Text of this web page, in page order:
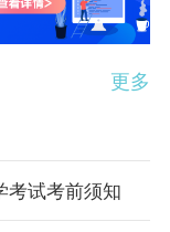
更多
考试考前须知